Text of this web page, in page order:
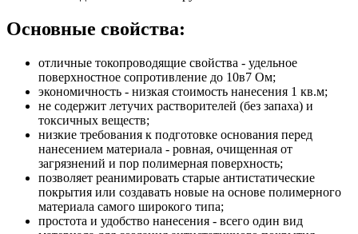
Основные свойства:
отличные токопроводящие свойства - удельное
поверхностное сопротивление до 10в7 Ом;
экономичность - низкая стоимость нанесения 1 кв.м;
не содержит летучих растворителей (без запаха) и
токсичных веществ;
низкие требования к подготовке основания перед
нанесением материала - ровная, очищенная от
загрязнений и пор полимерная поверхность;
позволяет реанимировать старые антистатические
покрытия или создавать новые на основе полимерного
материала самого широкого типа;
простота и удобство нанесения - всего один вид